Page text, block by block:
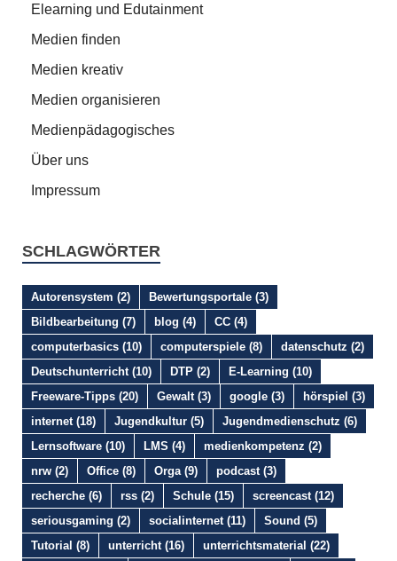
Elearning und Edutainment
Medien finden
Medien kreativ
Medien organisieren
Medienpädagogisches
Über uns
Impressum
SCHLAGWÖRTER
Autorensystem (2) Bewertungsportale (3)
Bildbearbeitung (7) blog (4) CC (4)
computerbasics (10) computerspiele (8) datenschutz (2)
Deutschunterricht (10) DTP (2) E-Learning (10)
Freeware-Tipps (20) Gewalt (3) google (3) hörspiel (3)
internet (18) Jugendkultur (5) Jugendmedienschutz (6)
Lernsoftware (10) LMS (4) medienkompetenz (2)
nrw (2) Office (8) Orga (9) podcast (3)
recherche (6) rss (2) Schule (15) screencast (12)
seriousgaming (2) socialinternet (11) Sound (5)
Tutorial (8) unterricht (16) unterrichtsmaterial (22)